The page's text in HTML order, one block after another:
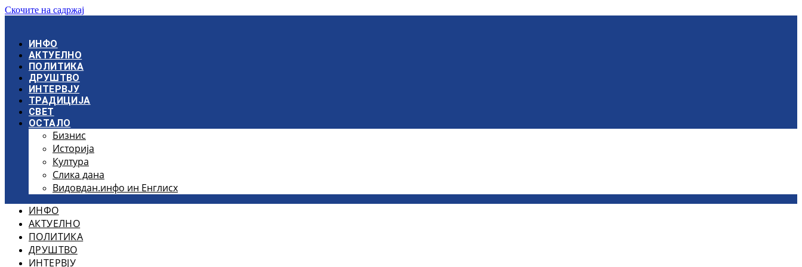
Скочите на садржај
ИНФО
АКТУЕЛНО
ПОЛИТИКА
ДРУШТВО
ИНТЕРВЈУ
ТРАДИЦИЈА
СВЕТ
ОСТАЛО
Бизнис
Историја
Култура
Слика дана
Видовдан.инфо ин Енглисх
ИНФО
АКТУЕЛНО
ПОЛИТИКА
ДРУШТВО
ИНТЕРВЈУ